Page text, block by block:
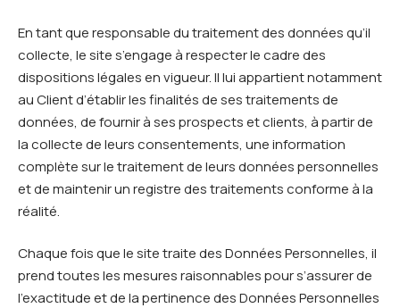
En tant que responsable du traitement des données qu’il
collecte, le site s’engage à respecter le cadre des
dispositions légales en vigueur. Il lui appartient notamment
au Client d’établir les finalités de ses traitements de
données, de fournir à ses prospects et clients, à partir de
la collecte de leurs consentements, une information
complète sur le traitement de leurs données personnelles
et de maintenir un registre des traitements conforme à la
réalité.
Chaque fois que le site traite des Données Personnelles, il
prend toutes les mesures raisonnables pour s’assurer de
l’exactitude et de la pertinence des Données Personnelles